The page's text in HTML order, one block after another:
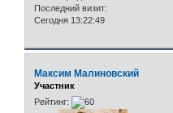
Последний визит:
Сегодня 13:22:49
Максим Малиновский
Участник
Рейтинг: